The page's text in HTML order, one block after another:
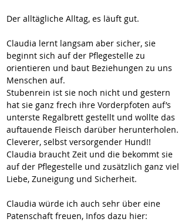
Der alltägliche Alltag, es läuft gut.
Claudia lernt langsam aber sicher, sie
beginnt sich auf der Pflegestelle zu
orientieren und baut Beziehungen zu uns
Menschen auf.
Stubenrein ist sie noch nicht und gestern
hat sie ganz frech ihre Vorderpfoten auf’s
unterste Regalbrett gestellt und wollte das
auftauende Fleisch darüber herunterholen.
Cleverer, selbst versorgender Hund!!
Claudia braucht Zeit und die bekommt sie
auf der Pflegestelle und zusätzlich ganz viel
Liebe, Zuneigung und Sicherheit.
Claudia würde ich auch sehr über eine
Patenschaft freuen, Infos dazu hier: